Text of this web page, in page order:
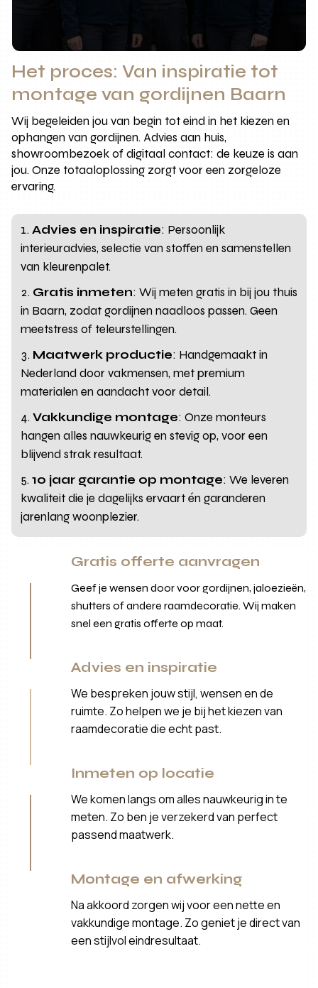
Het proces: Van inspiratie tot
montage van gordijnen Baarn
Wij begeleiden jou van begin tot eind in het kiezen en
ophangen van gordijnen. Advies aan huis,
showroombezoek of digitaal contact: de keuze is aan
jou. Onze totaaloplossing zorgt voor een zorgeloze
ervaring.
Advies en inspiratie: Persoonlijk
interieuradvies, selectie van stoffen en samenstellen
van kleurenpalet.
Gratis inmeten: Wij meten gratis in bij jou thuis
in Baarn, zodat gordijnen naadloos passen. Geen
meetstress of teleurstellingen.
Maatwerk productie: Handgemaakt in
Nederland door vakmensen, met premium
materialen en aandacht voor detail.
Vakkundige montage: Onze monteurs
hangen alles nauwkeurig en stevig op, voor een
blijvend strak resultaat.
10 jaar garantie op montage: We leveren
kwaliteit die je dagelijks ervaart én garanderen
jarenlang woonplezier.
Gratis offerte aanvragen
Geef je wensen door voor gordijnen, jaloezieën,
shutters of andere raamdecoratie. Wij maken
snel een gratis offerte op maat.
Advies en inspiratie
We bespreken jouw stijl, wensen en de
ruimte. Zo helpen we je bij het kiezen van
raamdecoratie die echt past.
Inmeten op locatie
We komen langs om alles nauwkeurig in te
meten. Zo ben je verzekerd van perfect
passend maatwerk.
Montage en afwerking
Na akkoord zorgen wij voor een nette en
vakkundige montage. Zo geniet je direct van
een stijlvol eindresultaat.